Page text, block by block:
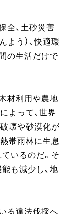
全、土砂災害
よう）、快適環
の生活だけで
材利用や農地
よって、世界
壊や砂漠化が
帯雨林に生息
いるのだ。そ
も減少し、地
る違法伐採へ